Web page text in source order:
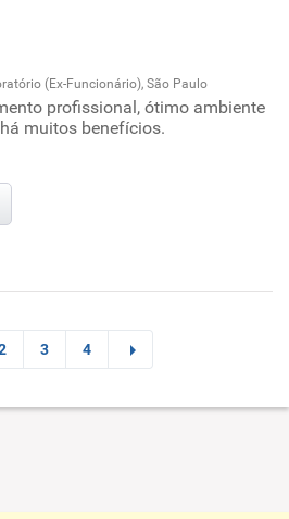
(Ex-Funcionário), São Paulo
profissional, ótimo ambiente
muitos benefícios.
3 4